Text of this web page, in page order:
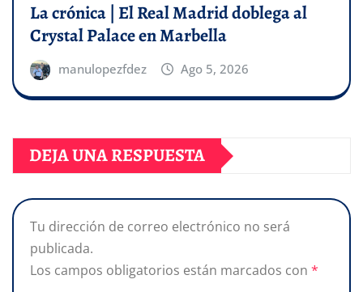
La crónica | El Real Madrid doblega al
Crystal Palace en Marbella
manulopezfdez Ago 5, 2026
DEJA UNA RESPUESTA
Tu dirección de correo electrónico no será
publicada.
Los campos obligatorios están marcados con *